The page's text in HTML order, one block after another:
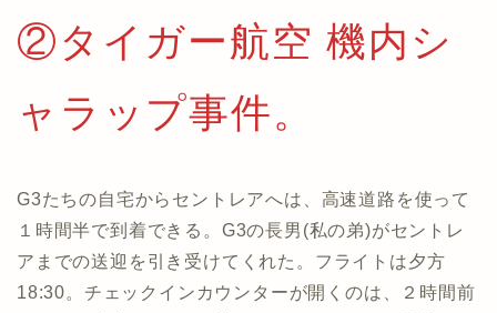
②タイガー航空 機内シ
ャラップ事件。
G3たちの自宅からセントレアへは、高速道路を使って
１時間半で到着できる。G3の長男(私の弟)がセントレ
アまでの送迎を引き受けてくれた。フライトは夕方
18:30。チェックインカウンターが開くのは、２時間前